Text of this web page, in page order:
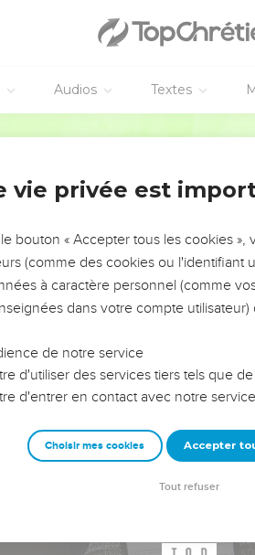
Audios Textes
DE L’ANNÉE !
LES VOTRES ?
leur impact, leur foi ou leur vision. Mais on
qu'ils ont traversés, alors même que ce sont
responsables reviennent sur les erreurs
avec plus de sagesse afin que leurs
une équipe, un groupe ou une
vie privée est
bouton « Accepter tous les cookies
(comme des cookies ou l'identifiant
à caractère personnel (comme
dans votre compte utilisateur)
de notre service
d'utiliser des services tiers tels que
d'entrer en contact avec notre
Choisir mes cookies Accepter
Tout refuser